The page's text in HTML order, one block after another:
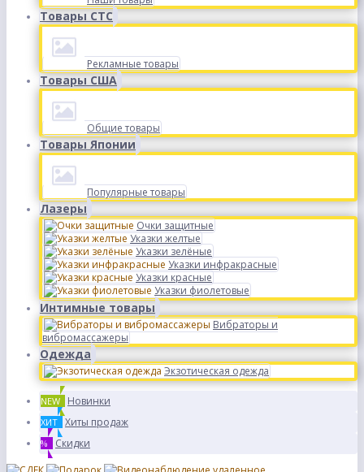
Товары СТС
Рекламные товары
Товары США
Общие товары
Товары Японии
Популярные товары
Лазеры
Очки защитные
Указки желтые
Указки зелёные
Указки инфракрасные
Указки красные
Указки фиолетовые
Интимные товары
Вибраторы и
вибромассажеры
Одежда
Экзотическая одежда
NEW Новинки
ХИТ Хиты продаж
% Скидки